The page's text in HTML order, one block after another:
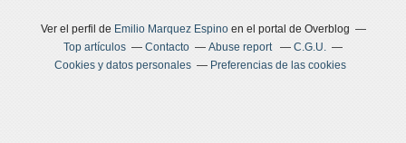
Ver el perfil de Emilio Marquez Espinoen el portal de Overblog
Top artículos
Contacto Abuse report
C.G.U.
Cookies y datos personales
Preferencias de las cookies